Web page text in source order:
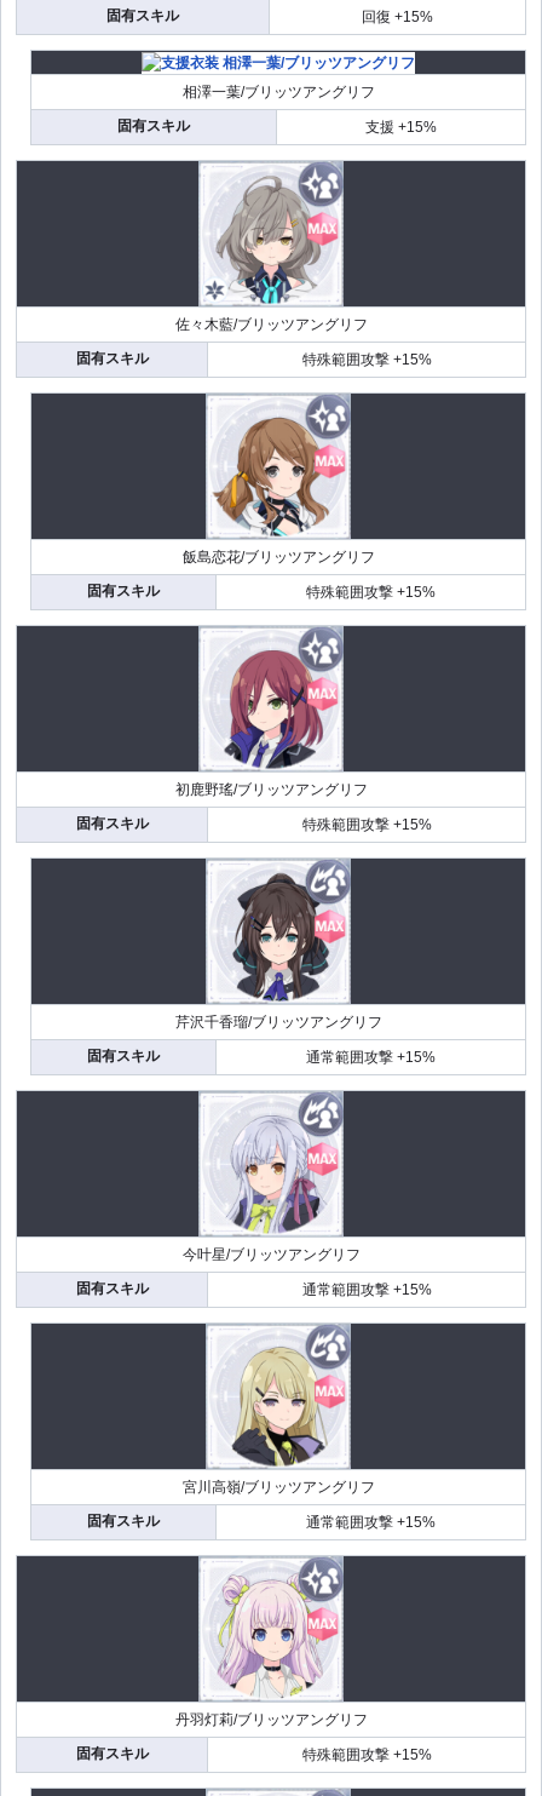
固有スキル 回復 +15%
相澤一葉/ブリッツアングリフ
固有スキル
支援 +15%
佐々木藍/ブリッツアングリフ
固有スキル
特殊範囲攻撃 +15%
飯島恋花/ブリッツアングリフ
固有スキル
特殊範囲攻撃 +15%
初鹿野瑤/ブリッツアングリフ
固有スキル
特殊範囲攻撃 +15%
芹沢千香瑠/ブリッツアングリフ
固有スキル
通常範囲攻撃 +15%
今叶星/ブリッツアングリフ
固有スキル
通常範囲攻撃 +15%
宮川高嶺/ブリッツアングリフ
固有スキル
通常範囲攻撃 +15%
丹羽灯莉/ブリッツアングリフ
固有スキル
特殊範囲攻撃 +15%